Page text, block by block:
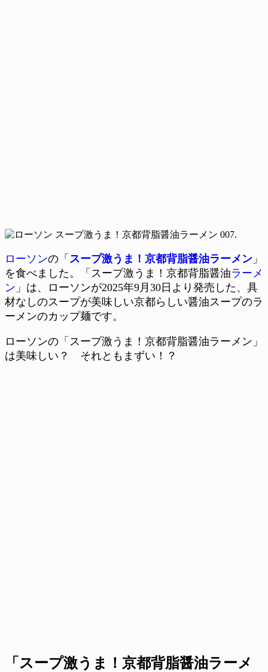
ローソンの「 スープ激うま！京都背脂醤油ラーメン 」
を食べました。「スープ激うま！京都背脂醤油ラーメ
ン 」は、ローソンが2025年9月30日より発売した、具
材なしのスープが美味しい京都らしい醤油スープのラ
ーメンのカップ麺です。
ローソンの「スープ激うま！京都背脂醤油ラーメン」
は美味しい？ それともまずい！？
「スープ激うま！京都背脂醤油ラーメ